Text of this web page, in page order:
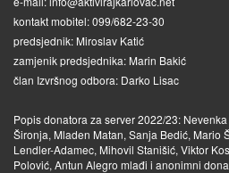
kontakt mobitel: 099/682-23-30
predsjednik: Miroslav Katić
zamjenik predsjednika: Marin Bakić
član Izvršnog odbora: Darko Lisac
Popis donatora za server 2022/23:
Šironja, Mladen Matan, Sanja Bedić, Mario
Lendler-Adamec, Mihovil Stanišić, Viktor
Polović, Antun Alegro mlađi i anonimni